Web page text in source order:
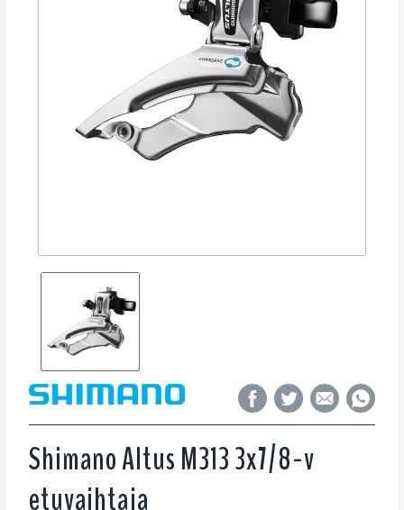
Shimano Altus M313 3x7/8-v
etuvaihtaja